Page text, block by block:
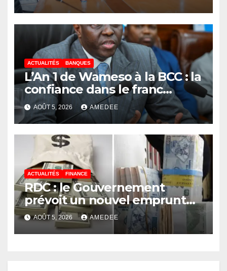
l’UDPS/Tshisekedi sur les
grands enjeux de
développement de la RDC
ACTUALITÉS BANQUES
L’An 1 de Wameso à la BCC : la
confiance dans le franc
congolais loin d’être acquise,
les réserves de change
stagnent, l’interopérabilité
toujours au point mort
AOÛT 5, 2026 AMEDEE
ACTUALITÉS FINANCE
RDC : le Gouvernement
prévoit un nouvel emprunt
de 50 millions USD le 11 août
2026 au moyen des
Obligations du Trésor
AOÛT 5, 2026 AMEDEE